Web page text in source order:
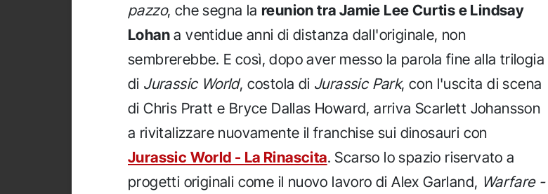
pazzo, che segna la reunion tra Jamie Lee Curtis e Lindsay
Lohan a ventidue anni di distanza dall'originale, non
sembrerebbe. E così, dopo aver messo la parola fine alla trilogia
di Jurassic World, costola di Jurassic Park, con l'uscita di scena
di Chris Pratt e Bryce Dallas Howard, arriva Scarlett Johansson
a rivitalizzare nuovamente il franchise sui dinosauri con
Jurassic World - La Rinascita. Scarso lo spazio riservato a
progetti originali come il nuovo lavoro di Alex Garland, Warfare -